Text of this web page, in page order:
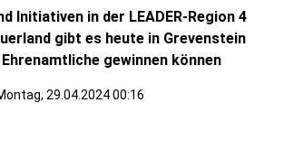
Initiativen in der LEADER-Region 4
gibt es heute in Grevenstein
gewinnen können
29.04.2024 00:16